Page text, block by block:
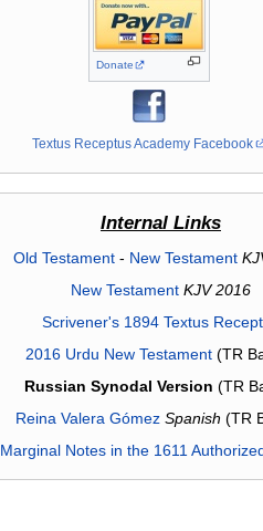
Donate
Textus Receptus Academy Facebook
Internal Links
Old Testament- New Testament
New Testament KJV 2016
Scrivener's 1894 Textus
2016 Urdu New Testament(TR
Russian Synodal Version (TR
Reina Valera Gómez Spanish (TR
Marginal Notes in the 1611